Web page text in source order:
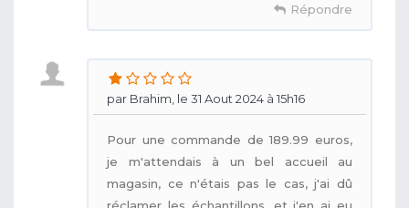
Répondre
par Brahim, le 31 Aout 2024 à 15h16
Pour une commande de 189.99 euros,
je m'attendais à un bel accueil au
magasin, ce n'étais pas le cas, j'ai dû